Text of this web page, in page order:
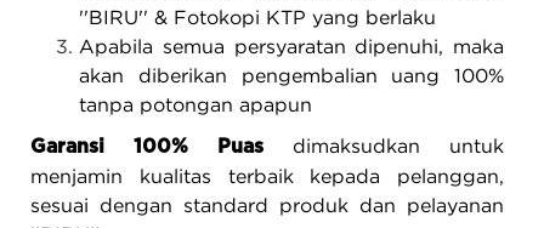
''BIRU'' & Fotokopi KTP yang berlaku
Apabila semua persyaratan dipenuhi, maka
akan diberikan pengembalian uang 100%
tanpa potongan apapun
Garansi 100% Puas
dimaksudkan untuk
menjamin kualitas terbaik kepada pelanggan,
sesuai dengan standard produk dan pelayanan